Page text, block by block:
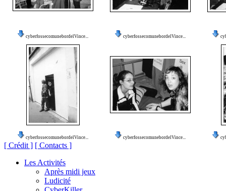
cyberfossecomunebordelVince... cyberfossecomunebordelVince...
cyberfossecomunebordelVince... cyberfossecomunebordelVince...
[ Crédit ] [ Contacts ]
Les Activités
Après midi jeux
Ludicité